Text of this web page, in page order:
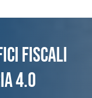
FISCALI
4.0